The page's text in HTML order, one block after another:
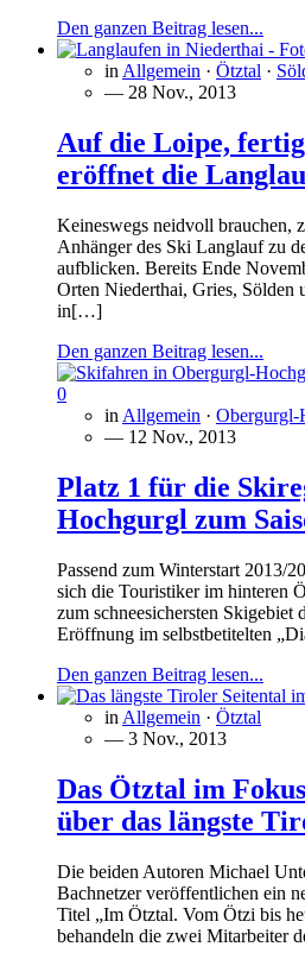
Den ganzen Beitrag lesen...
in Allgemein · Ötztal ·
— 28 Nov., 2013
Auf die Loipe,
eröffnet die
Keineswegs neidvoll brauchen,
Anhänger des Ski Langlauf zu
aufblicken. Bereits Ende
Orten Niederthai, Gries, Sölden
in[…]
Den ganzen Beitrag lesen...
0
in Allgemein · Obergurgl-
— 12 Nov., 2013
Platz 1 für die
Hochgurgl zum
Passend zum Winterstart 2013/
sich die Touristiker im hinteren
zum schneesichersten Skigebiet
Eröffnung im selbstbetitelten
Den ganzen Beitrag lesen...
in Allgemein · Ötztal
— 3 Nov., 2013
Das Ötztal im
über das längste
Die beiden Autoren Michael
Bachnetzer veröffentlichen ein
Titel „Im Ötztal. Vom Ötzi bis
behandeln die zwei Mitarbeiter